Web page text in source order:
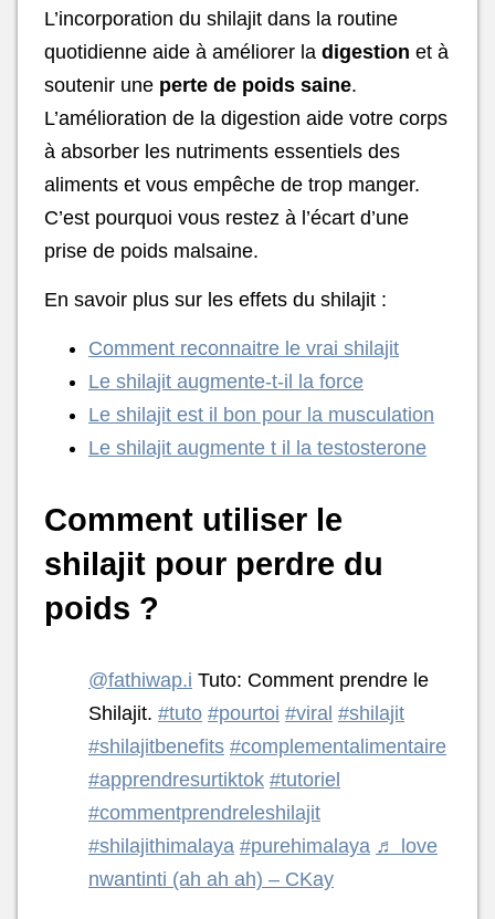
L’incorporation du shilajit dans la routine
quotidienne aide à améliorer la digestion et à
soutenir une perte de poids saine.
L’amélioration de la digestion aide votre corps
à absorber les nutriments essentiels des
aliments et vous empêche de trop manger.
C’est pourquoi vous restez à l’écart d’une
prise de poids malsaine.
En savoir plus sur les effets du shilajit :
Comment reconnaitre le vrai shilajit
Le shilajit augmente-t-il la force
Le shilajit est il bon pour la musculation
Le shilajit augmente t il la testosterone
Comment utiliser le
shilajit pour perdre du
poids ?
@fathiwap.i Tuto: Comment prendre le
Shilajit. #tuto #pourtoi #viral #shilajit
#shilajitbenefits #complementalimentaire
#apprendresurtiktok #tutoriel
#commentprendreleshilajit
#shilajithimalaya #purehimalaya ♬ love
nwantinti (ah ah ah) – CKay